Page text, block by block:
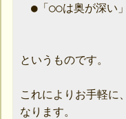
●「○○は奥が深い
というものです。
これによりお手軽に
なります。